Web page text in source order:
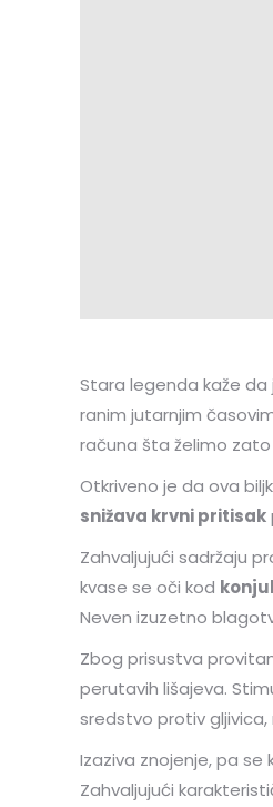
Stara legenda kaže
ranim jutarnjim
računa šta želimo
Otkriveno je da ova
snižava krvni pritisak
Zahvaljujući sadržaju
kvase se oči kod
Neven izuzetno
Zbog prisustva
perutavih lišajeva.
sredstvo protiv
Izaziva znojenje, pa se
Zahvaljujući